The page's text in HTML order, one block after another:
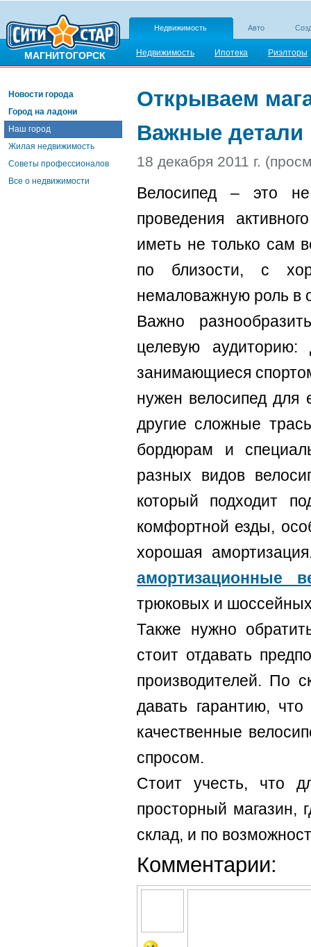
МАГНИТОГОРСК
Недвижимость Авто
Недвижимость Ипотека Риэлторы
Новости города
Город на ладони
Наш город
Жилая недвижимость
Советы профессионалов
Все о недвижимости
Открываем
Важные детали
18 декабря 2011 г.
Велосипед – это не
проведения
иметь не только сам
по близости, с
немаловажную роль в
Важно
целевую аудиторию:
занимающиеся
нужен велосипед для
другие сложные
бордюрам и
разных видов
который подходит
комфортной езды,
хорошая
амортизационные
трюковых и
Также нужно
стоит отдавать
производителей. По
давать гарантию,
качественные
спросом.
Стоит учесть, что
просторный магазин,
склад, и по
Комментарии: